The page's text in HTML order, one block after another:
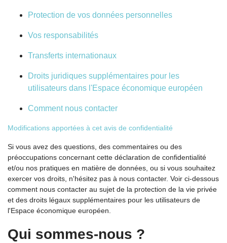
Protection de vos données personnelles
Vos responsabilités
Transferts internationaux
Droits juridiques supplémentaires pour les
utilisateurs dans l'Espace économique européen
Comment nous contacter
Modifications apportées à cet avis de confidentialité
Si vous avez des questions, des commentaires ou des
préoccupations concernant cette déclaration de confidentialité
et/ou nos pratiques en matière de données, ou si vous souhaitez
exercer vos droits, n'hésitez pas à nous contacter. Voir ci-dessous
comment nous contacter au sujet de la protection de la vie privée
et des droits légaux supplémentaires pour les utilisateurs de
l'Espace économique européen.
Qui sommes-nous ?